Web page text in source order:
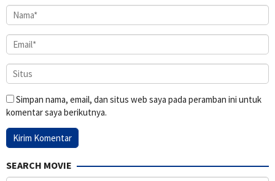
Simpan nama, email, dan situs web saya pada peramban ini untuk
komentar saya berikutnya.
SEARCH MOVIE